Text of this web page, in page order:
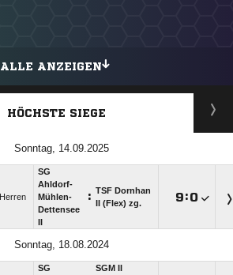
ALLE ANZEIGEN
HÖCHSTE SIEGE
Sonntag, 14.09.2025
Herren
SG
Ahldorf-
Mühlen-
Dettensee
: TSF Dornhan
II (Flex) zg.
:
Sonntag, 18.08.2024
SG
SGM II